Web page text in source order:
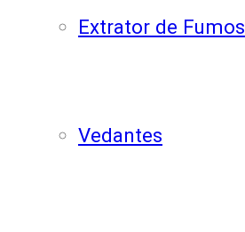
Extrator de Fumos
Vedantes